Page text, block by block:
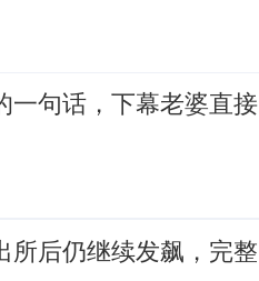
一句话，下幕老婆直接
所后仍继续发飙，完整